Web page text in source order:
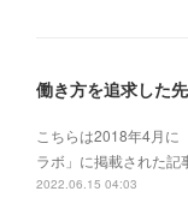
こちらは2018年4月に
ラボ」に掲載された記
2022.06.15 04:03